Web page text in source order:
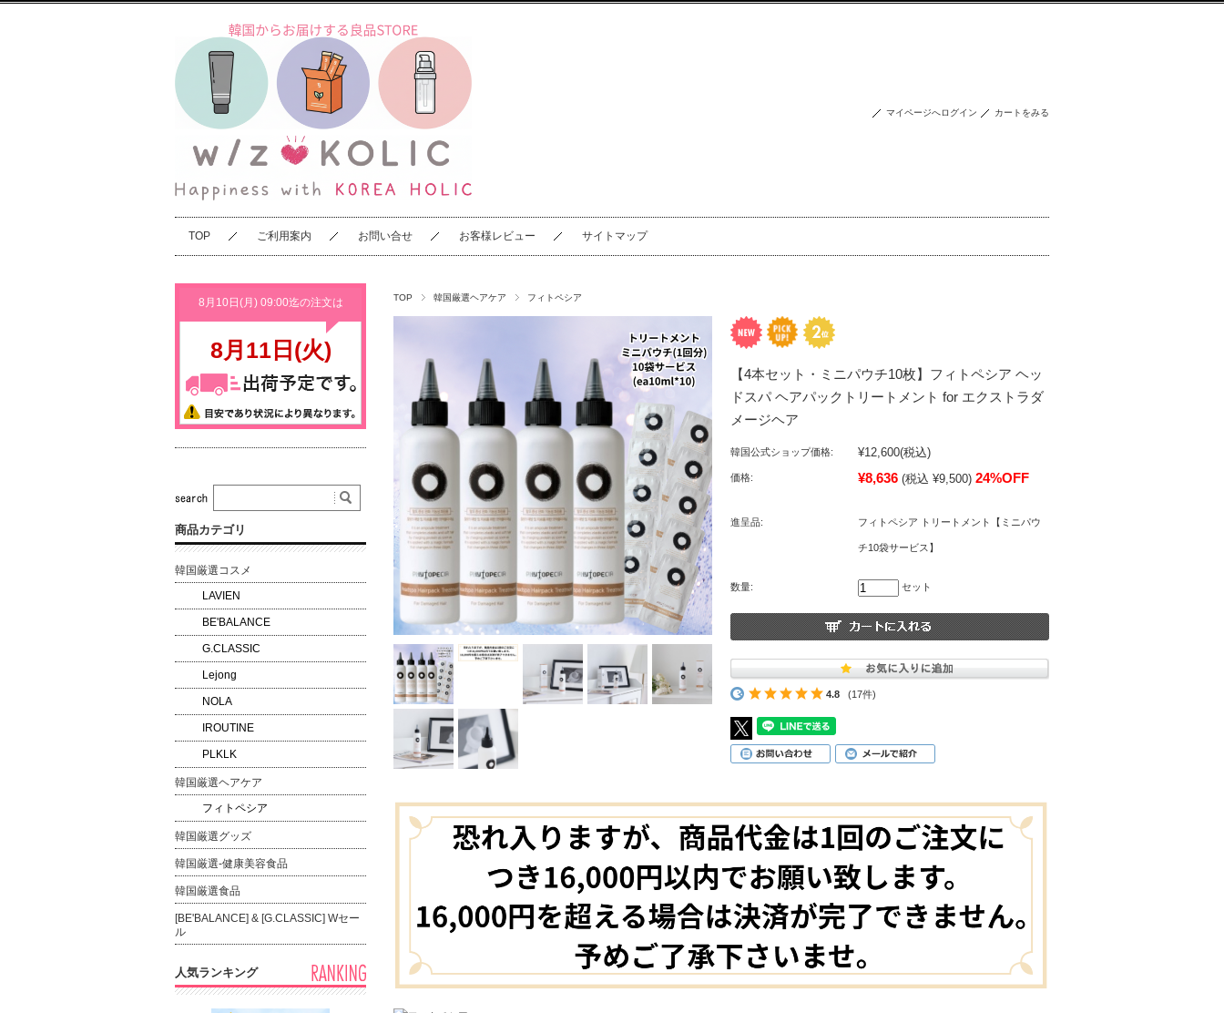
マイページへログイン カートをみる
TOP ご利用案内 お問い合せ お客様レビュー サイトマップ
TOP 韓国厳選ヘアケア フィトペシア
【4本セット・ミニパウチ10枚】フィトペシア ヘッ
ドスパ ヘアパックトリートメント for エクストラダ
メージヘア
韓国公式ショップ価格: ¥12,600(税込)
価格: ¥8,636 (税込 ¥9,500) 24%OFF
進呈品: フィトペシア トリートメント【ミニパウ
チ10袋サービス】
数量: セット
4.8 (17件)
商品カテゴリ
韓国厳選コスメ
LAVIEN
BE'BALANCE
G.CLASSIC
Lejong
NOLA
IROUTINE
PLKLK
韓国厳選ヘアケア
フィトペシア
韓国厳選グッズ
韓国厳選-健康美容食品
韓国厳選食品
[BE'BALANCE] & [G.CLASSIC] Wセー
ル
人気ランキング